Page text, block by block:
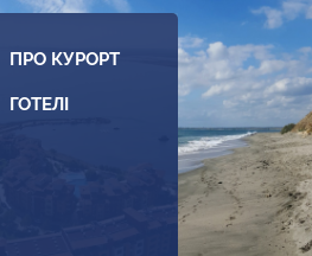
ПРО КУРОРТ